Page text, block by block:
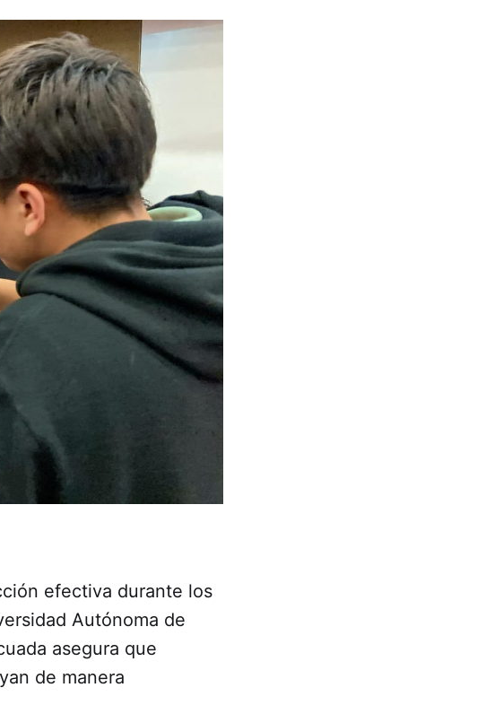
efectiva durante los
Autónoma de
asegura que
de manera